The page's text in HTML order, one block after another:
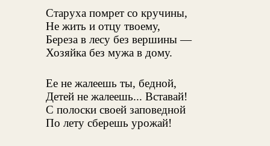
Старуха помрет со кручины,
Не жить и отцу твоему,
Береза в лесу без вершины —
Хозяйка без мужа в дому.
Ее не жалеешь ты, бедной,
Детей не жалеешь... Вставай!
С полоски своей заповедной
По лету сберешь урожай!